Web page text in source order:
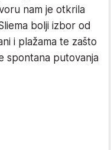
nam je otkrila
bolji izbor od
i plažama te zašto
spontana putovanja